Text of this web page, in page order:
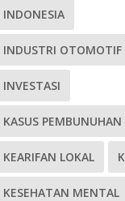
INDONESIA
INDUSTRI OTOMOTIF
INVESTASI
KASUS PEMBUNUHAN
KEARIFAN LOKAL
KESEHATAN MENTAL